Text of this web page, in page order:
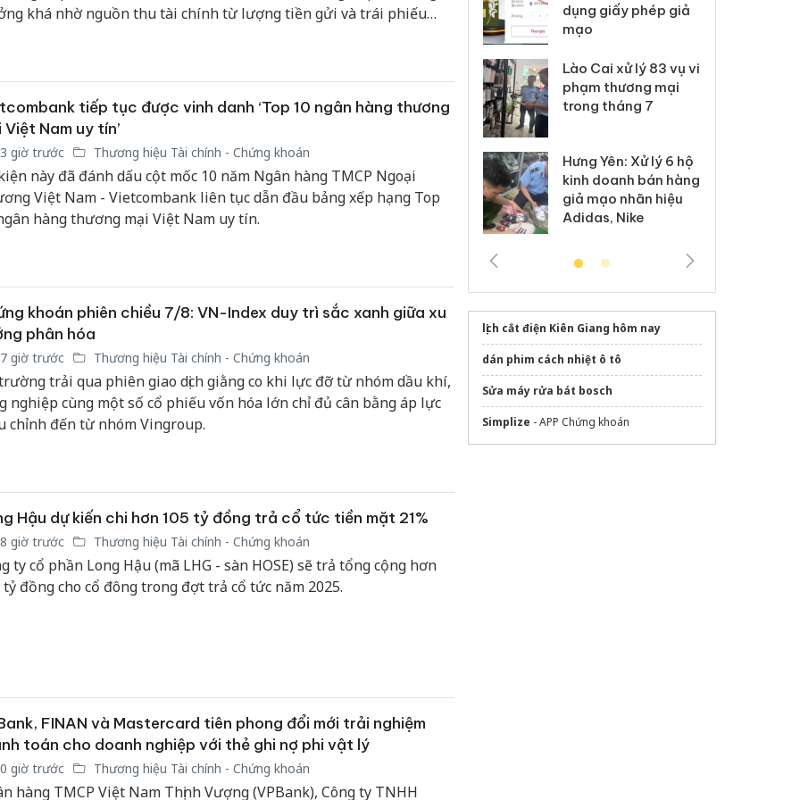
khá nhờ nguồn thu tài chính từ lượng tiền gửi và trái phiếu
lợi nhuận đến từ đâu và liệu động lực đó có bền vững hay không.
tiếp tục được vinh danh ‘Top 10 ngân hàng thương
Việt Nam uy tín’
giờ trước Thương hiệu Tài chính - Chứng khoán
này đã đánh dấu cột mốc 10 năm Ngân hàng TMCP Ngoại
Việt Nam - Vietcombank liên tục dẫn đầu bảng xếp hạng Top
hàng thương mại Việt Nam uy tín.
khoán phiên chiều 7/8: VN-Index duy trì sắc xanh giữa xu
phân hóa
giờ trước Thương hiệu Tài chính - Chứng khoán
trải qua phiên giao dịch giằng co khi lực đỡ từ nhóm dầu khí,
nghiệp cùng một số cổ phiếu vốn hóa lớn chỉ đủ cân bằng áp lực
chỉnh đến từ nhóm Vingroup.
Hậu dự kiến chi hơn 105 tỷ đồng trả cổ tức tiền mặt 21%
giờ trước Thương hiệu Tài chính - Chứng khoán
ty cổ phần Long Hậu (mã LHG - sàn HOSE) sẽ trả tổng cộng hơn
tỷ đồng cho cổ đông trong đợt trả cổ tức năm 2025.
FINAN và Mastercard tiên phong đổi mới trải nghiệm
toán cho doanh nghiệp với thẻ ghi nợ phi vật lý
giờ trước Thương hiệu Tài chính - Chứng khoán
hàng TMCP Việt Nam Thịnh Vượng (VPBank), Công ty TNHH
bảo vệ môi trường
tìm bị hại trong vụ
án sản xuất, buôn
hại trong vụ án buôn
bán bình sữa
dụng giấy phép giả
mạo
Lào Cai xử lý 83 vụ vi
phạm thương mại
trong tháng 7
Hưng Yên: Xử lý 6 hộ
kinh doanh bán hàng
giả mạo nhãn hiệu
Adidas, Nike
lịch cắt điện Kiên Giang hôm nay
dán phim cách nhiệt ô tô
Sửa máy rửa bát bosch
Simplize - APP Chứng khoán